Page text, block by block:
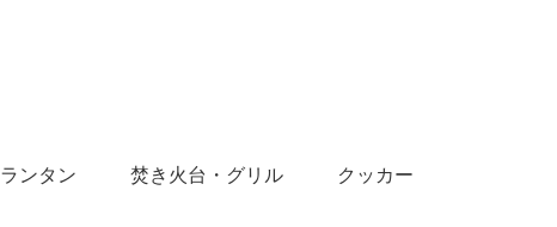
ランタン 焚き火台・グリル クッカー